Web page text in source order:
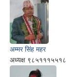
अम्मर सिंह महर
अध्यक्ष ९८५१११५५१८